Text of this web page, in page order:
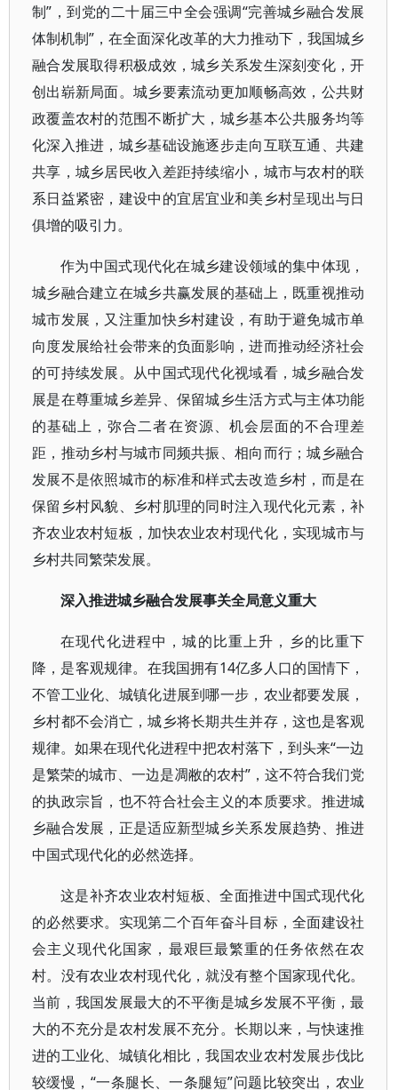
制”，到党的二十届三中全会强调“完善城乡融合发展
体制机制”，在全面深化改革的大力推动下，我国城乡
融合发展取得积极成效，城乡关系发生深刻变化，开
创出崭新局面。城乡要素流动更加顺畅高效，公共财
政覆盖农村的范围不断扩大，城乡基本公共服务均等
化深入推进，城乡基础设施逐步走向互联互通、共建
共享，城乡居民收入差距持续缩小，城市与农村的联
系日益紧密，建设中的宜居宜业和美乡村呈现出与日
俱增的吸引力。
作为中国式现代化在城乡建设领域的集中体现，
城乡融合建立在城乡共赢发展的基础上，既重视推动
城市发展，又注重加快乡村建设，有助于避免城市单
向度发展给社会带来的负面影响，进而推动经济社会
的可持续发展。从中国式现代化视域看，城乡融合发
展是在尊重城乡差异、保留城乡生活方式与主体功能
的基础上，弥合二者在资源、机会层面的不合理差
距，推动乡村与城市同频共振、相向而行；城乡融合
发展不是依照城市的标准和样式去改造乡村，而是在
保留乡村风貌、乡村肌理的同时注入现代化元素，补
齐农业农村短板，加快农业农村现代化，实现城市与
乡村共同繁荣发展。
深入推进城乡融合发展事关全局意义重大
在现代化进程中，城的比重上升，乡的比重下
降，是客观规律。在我国拥有14亿多人口的国情下，
不管工业化、城镇化进展到哪一步，农业都要发展，
乡村都不会消亡，城乡将长期共生并存，这也是客观
规律。如果在现代化进程中把农村落下，到头来“一边
是繁荣的城市、一边是凋敝的农村”，这不符合我们党
的执政宗旨，也不符合社会主义的本质要求。推进城
乡融合发展，正是适应新型城乡关系发展趋势、推进
中国式现代化的必然选择。
这是补齐农业农村短板、全面推进中国式现代化
的必然要求。实现第二个百年奋斗目标，全面建设社
会主义现代化国家，最艰巨最繁重的任务依然在农
村。没有农业农村现代化，就没有整个国家现代化。
当前，我国发展最大的不平衡是城乡发展不平衡，最
大的不充分是农村发展不充分。长期以来，与快速推
进的工业化、城镇化相比，我国农业农村发展步伐比
较缓慢，“一条腿长、一条腿短”问题比较突出，农业